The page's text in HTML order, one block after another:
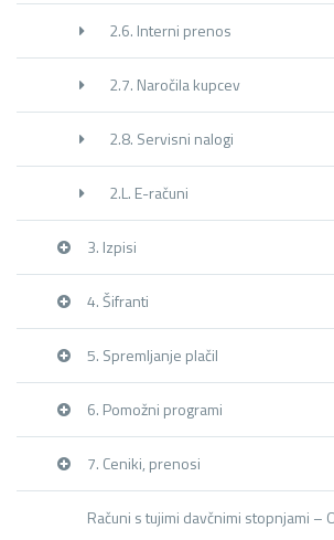
2.6. Interni prenos
2.7. Naročila kupcev
2.8. Servisni nalogi
2.L. E-računi
3. Izpisi
4. Šifranti
5. Spremljanje plačil
6. Pomožni programi
7. Ceniki, prenosi
Računi s tujimi davčnimi stopnjami –